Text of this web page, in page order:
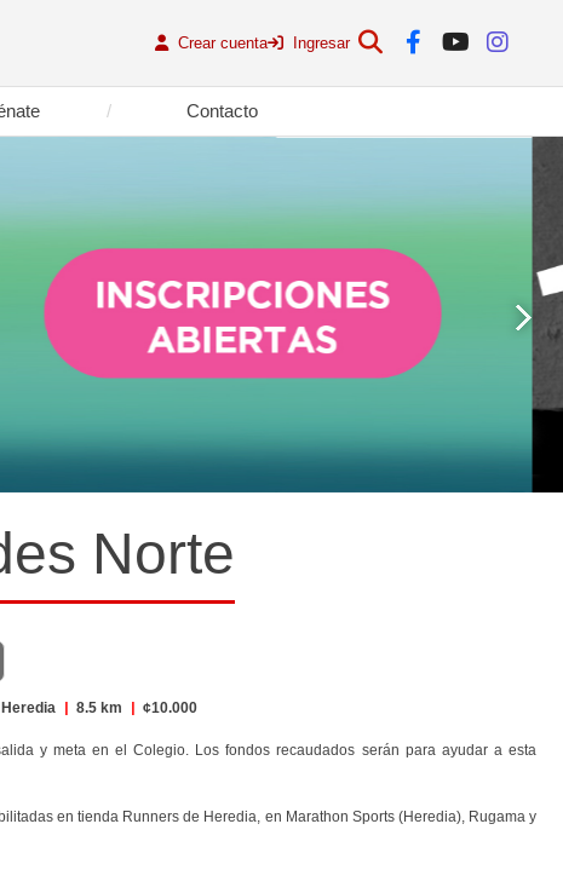
Crear cuenta Ingresar
Contacto
Norte
Heredia | 8.5 km | ¢10.000
y meta en el Colegio. Los fondos recaudados serán para ayudar a esta
en tienda Runners de Heredia, en Marathon Sports (Heredia), Rugama y